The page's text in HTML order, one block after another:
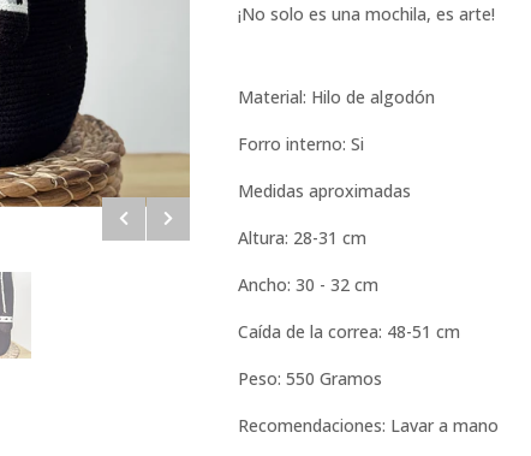
¡No solo es una mochila, es arte!
Material: Hilo de algodón
Forro interno: Si
Medidas aproximadas
Altura: 28-31 cm
Ancho: 30 - 32 cm
Caída de la correa: 48-51 cm
Peso: 550 Gramos
Recomendaciones: Lavar a mano